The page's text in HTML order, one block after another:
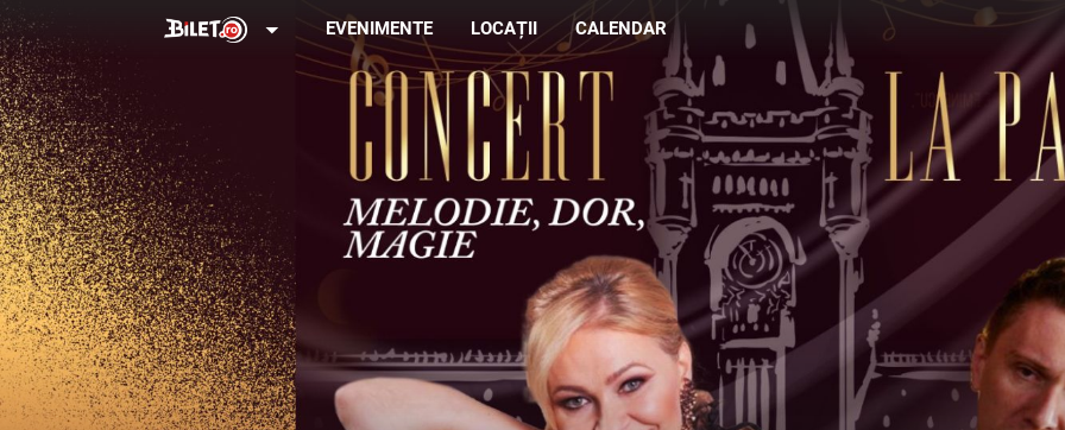
arrow_drop_down EVENIMENTE LOCAȚII CALENDAR